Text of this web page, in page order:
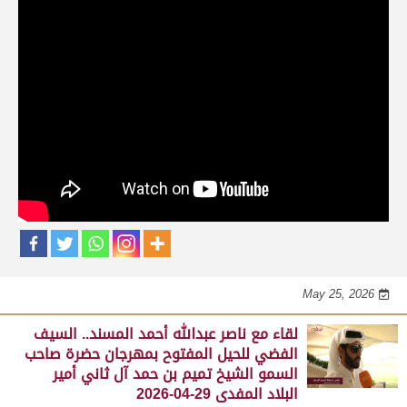
May 25, 2026
لقاء مع جابر بن سالم بن فاران.. مضمر هجن الشحانية الفائز
بالسيف الذهبي للحيل المفتوح بميدان الوثبة 22-05-2026
May 25, 2026
لقاء مع ناصر عبدالله أحمد المسند.. السيف
الفضي للحيل المفتوح بمهرجان حضرة صاحب
السمو الشيخ تميم بن حمد آل ثاني أمير
البلاد المفدى 29-04-2026